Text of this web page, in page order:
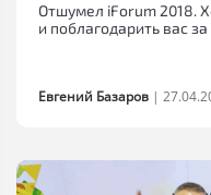
Отшумел iForum 2018.
и поблагодарить вас
Евгений Базаров |